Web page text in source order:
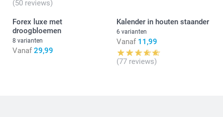
(50 reviews)
Forex luxe met
droogbloemen
8 varianten
Vanaf 29,99
Kalender in houten staander
6 varianten
Vanaf 11,99
(77 reviews)